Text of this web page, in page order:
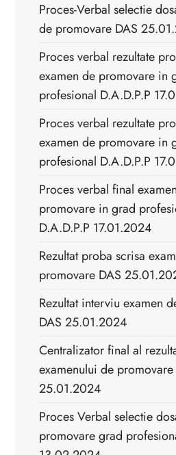
Proces-Verbal selectie
de promovare DAS
Proces verbal rezultate
examen de promovare in
profesional D.A.D.P.P
Proces verbal rezultate
examen de promovare in
profesional D.A.D.P.P
Proces verbal final
promovare in grad
D.A.D.P.P 17.01.2024
Rezultat proba scrisa
promovare DAS
Rezultat interviu examen
DAS 25.01.2024
Centralizator final al
examenului de promovare
25.01.2024
Proces Verbal selectie
promovare grad